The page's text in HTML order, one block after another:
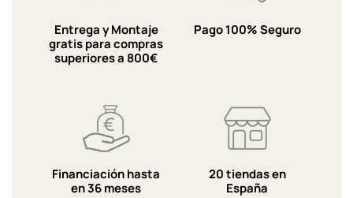
Entrega y Montaje
gratis para compras
superiores a 800€
Pago 100% Seguro
Financiación hasta
en 36 meses
20 tiendas en
España